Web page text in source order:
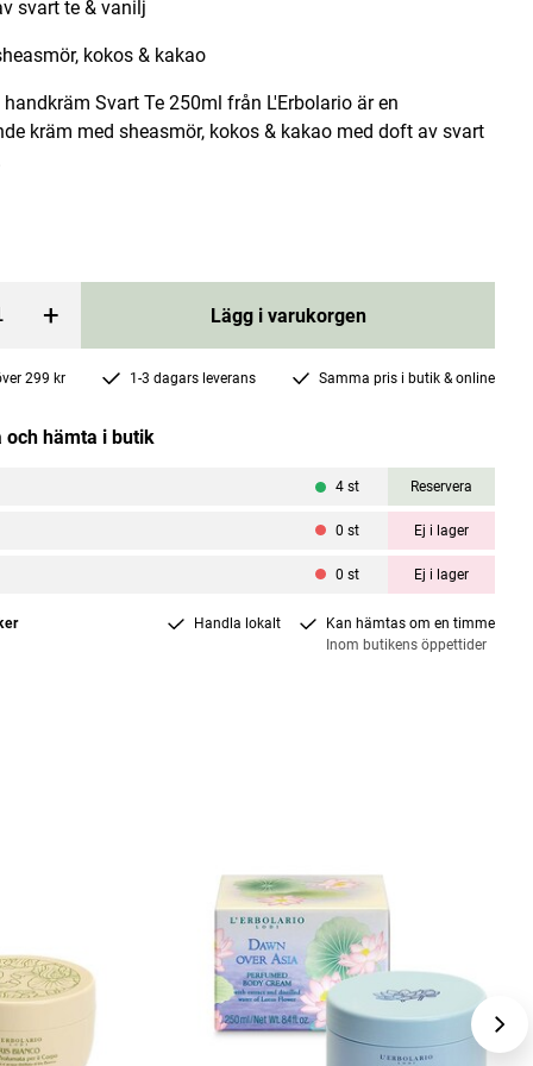
Lägg i varukorgen
svart te & vanilj
kokos & kakao
Svart Te 250ml från L'Erbolario är en
kräm med sheasmör, kokos & kakao med doft av svart
+ Lägg i varukorgen
299 kr 1-3 dagars leverans Samma pris i butik & online
och hämta i butik
4 st Reservera
0 st Ej i lager
0 st Ej i lager
Handla lokalt
Kan hämtas om en timme
Inom butikens öppettider